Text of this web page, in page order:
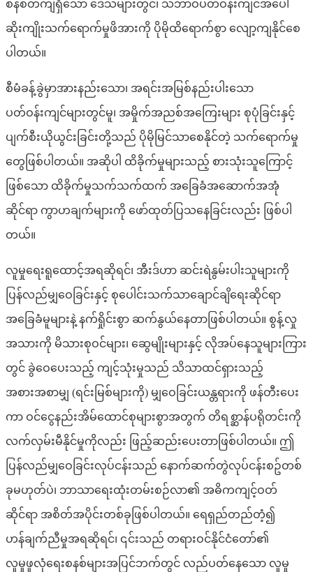
စနစ်တကျရှိသော ဒေသများတွင်၊ သဘာဝပတ်ဝန်းကျင်အပေါ်
ဆိုးကျိုးသက်ရောက်မှုဖိအားကို ပိုမိုထိရောက်စွာ လျော့ကျနိုင်စေ
ပါတယ်။
စီမံခန့်ခွဲမှာအားနည်းသော၊ အရင်းအမြစ်နည်းပါးသော
ပတ်ဝန်းကျင်များတွင်မူ၊ အမှိုက်အညစ်အကြေးများ စုပုံခြင်းနှင့်
ပျက်စီးယိုယွင်းခြင်းတို့သည် ပိုမိုမြင်သာစေနိုင်တဲ့ သက်ရောက်မှု
တွေဖြစ်ပါတယ်။ အဆိုပါ ထိခိုက်မှုများသည့် စားသုံးသူကြောင့်
ဖြစ်သော ထိခိုက်မှုသက်သက်ထက် အခြေခံအဆောက်အအုံ
ဆိုင်ရာ ကွာဟချက်များကို ဖော်ထုတ်ပြသနေခြင်းလည်း ဖြစ်ပါ
တယ်။
လူမှုရေးရူထောင့်အရဆိုရင်၊ အီးဒ်ဟာ ဆင်းရဲနွမ်းပါးသူများကို
ပြန်လည်မျှဝေခြင်းနှင့် စုပေါင်းသက်သာချောင်ချိရေးဆိုင်ရာ
အခြေခံမူများနဲ့ နက်ရှိုင်းစွာ ဆက်နွယ်နေတာဖြစ်ပါတယ်။ စွန့်လှု
အသားကို မိသားစုဝင်များ၊ ဆွေမျိုးများနှင့် လိုအပ်နေသူများကြား
တွင် ခွဲဝေပေးသည့် ကျင့်သုံးမှုသည် သိသာထင်ရှားသည့်
အစားအစာမျှ (ရင်းမြစ်များကို) မျှဝေခြင်းယန္တရားကို ဖန်တီးပေး
ကာ ဝင်ငွေနည်းအိမ်ထောင်စုများစွာအတွက် တိရစ္ဆာန်ပရိုတင်းကို
လက်လှမ်းမီနိုင်မှုကိုလည်း ဖြည့်ဆည်းပေးတာဖြစ်ပါတယ်။ ဤ
ပြန်လည်မျှဝေခြင်းလုပ်ငန်းသည် နောက်ဆက်တွဲလုပ်ငန်းစဥ်တစ်
ခုမဟုတ်ပဲ၊ ဘာသာရေးထုံးတမ်းစဉ်လာ၏ အဓိကကျင့်ဝတ်
ဆိုင်ရာ အစိတ်အပိုင်းတစ်ခုဖြစ်ပါတယ်။ ရေရှည်တည်တံ့၍
ဟန်ချက်ညီမှုအရဆိုရင်၊ ၎င်းသည် တရားဝင်နိုင်ငံတော်၏
လူမှုဖူလုံရေးစနစ်များအပြင်ဘက်တွင် လည်ပတ်နေသော လူမှု